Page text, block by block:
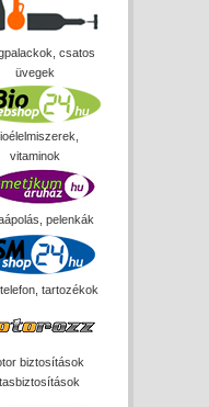
csatos
üvegek
vitaminok
pelenkák
tartozékok
biztosítások